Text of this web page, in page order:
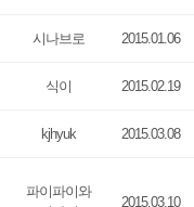
시나브로 2015.01.06
식이 2015.02.19
kjhyuk 2015.03.08
파이파이와
2015.03.10